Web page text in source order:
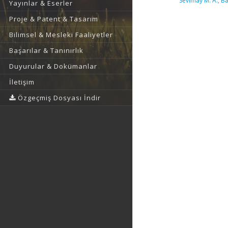
Yayınlar & Eserler
Proje & Patent & Tasarım
Bilimsel & Mesleki Faaliyetler
Başarılar & Tanınırlık
Duyurular & Dokümanlar
İletişim
Özgeçmiş Dosyası İndir